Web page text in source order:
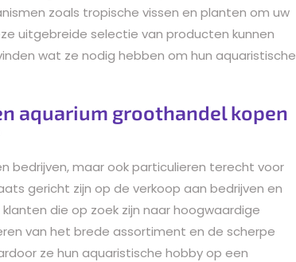
zoals tropische vissen en planten om uw
uitgebreide selectie van producten kunnen
wat ze nodig hebben om hun aquaristische
aquarium groothandel kopen
bedrijven, maar ook particulieren terecht voor
gericht zijn op de verkoop aan bedrijven en
die op zoek zijn naar hoogwaardige
van het brede assortiment en de scherpe
ze hun aquaristische hobby op een